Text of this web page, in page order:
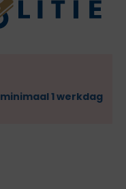
minimaal 1 werkdag